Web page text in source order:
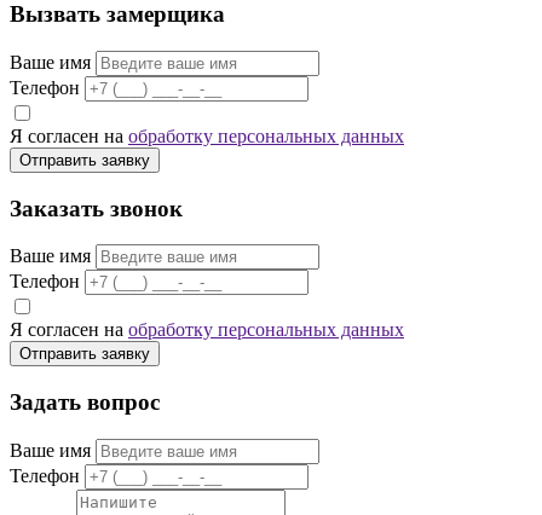
Вызвать замерщика
Ваше имя
Телефон
Я согласен на обработку персональных данных
Отправить заявку
Заказать звонок
Ваше имя
Телефон
Я согласен на обработку персональных данных
Отправить заявку
Задать вопрос
Ваше имя
Телефон